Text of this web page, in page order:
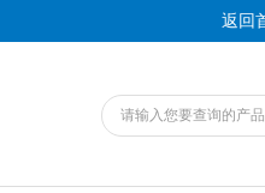
返回